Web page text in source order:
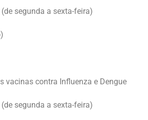
segunda a sexta-feira)
vacinas contra Influenza e Dengue
segunda a sexta-feira)